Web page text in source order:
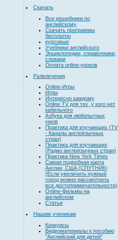
Скачать
Все решебники по
английскому
Скачать программы
бесплатно
курсовые
Учебники английского
Энциклопедии, справочники,
словари
Оплата online-уроков
Развлечения
Online-Игры
Игры
Интересно каждому
Online TV для тех, у кого нет
кабельного
Азбука для любопытных
умов
Практика для изучающих (TV
- Каналы англоязычных
стран)
Практика для изучающих
(Радио англоязычных стран)
Практика New York Times
Самая подробная карта
Англии, США (СПУТНИК)
(Если увеличить нужный
город можно рассмотреть
все достопримечательности)
Online-Фильмы на
английском
Статьи
Нашим ученикам
Конкурсы
Видеоматериалы к пособию
"Английский для детей"